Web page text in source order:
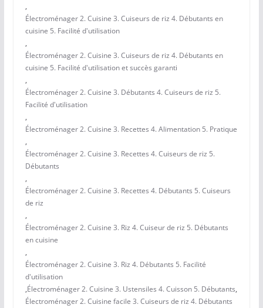
,
Électroménager 2. Cuisine 3. Cuiseurs de riz 4. Débutants en
cuisine 5. Facilité d'utilisation
,
Électroménager 2. Cuisine 3. Cuiseurs de riz 4. Débutants en
cuisine 5. Facilité d'utilisation et succès garanti
,
Électroménager 2. Cuisine 3. Débutants 4. Cuiseurs de riz 5.
Facilité d'utilisation
,
Électroménager 2. Cuisine 3. Recettes 4. Alimentation 5. Pratique
,
Électroménager 2. Cuisine 3. Recettes 4. Cuiseurs de riz 5.
Débutants
,
Électroménager 2. Cuisine 3. Recettes 4. Débutants 5. Cuiseurs
de riz
,
Électroménager 2. Cuisine 3. Riz 4. Cuiseur de riz 5. Débutants
en cuisine
,
Électroménager 2. Cuisine 3. Riz 4. Débutants 5. Facilité
d'utilisation
,Électroménager 2. Cuisine 3. Ustensiles 4. Cuisson 5. Débutants,
Électroménager 2. Cuisine facile 3. Cuiseurs de riz 4. Débutants